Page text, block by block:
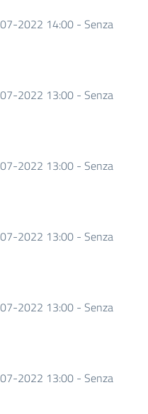
2022 14:00 - Senza
2022 13:00 - Senza
2022 13:00 - Senza
2022 13:00 - Senza
2022 13:00 - Senza
2022 13:00 - Senza